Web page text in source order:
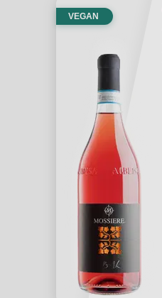
frischen Blumen. Der
ausgewogen und anhaltend.
VEGAN